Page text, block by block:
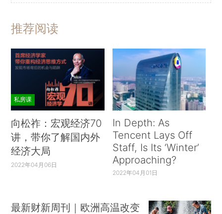
推荐阅读
私房课
向松祚：宏观经济70
讲，带你了解国内外
经济大局
2022年04月06日
In Depth: As
Tencent Lays Off
Staff, Is Its ‘Winter’
Approaching?
2022年04月01日
最新财新周刊｜欧洲高温改变